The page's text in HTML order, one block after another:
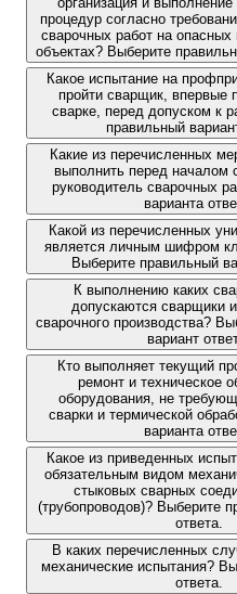
процедур согласно
сварочных работ на опасных
объектах? Выберите
Какое испытание на
пройти сварщик, впервые
сварке, перед допуском к
правильный
Какие из перечисленных
выполнить перед началом
руководитель сварочных
варианта
Какой из перечисленных
является личным шифром
Выберите правильный
К выполнению каких
допускаются сварщики
сварочного производства?
вариант
Кто выполняет текущий
ремонт и техническое
оборудования, не
сварки и термической
варианта
Какое из приведенных
обязательным видом
стыковых сварных
(трубопроводов)? Выберите
ответа.
В каких перечисленных
механические испытания?
ответа.